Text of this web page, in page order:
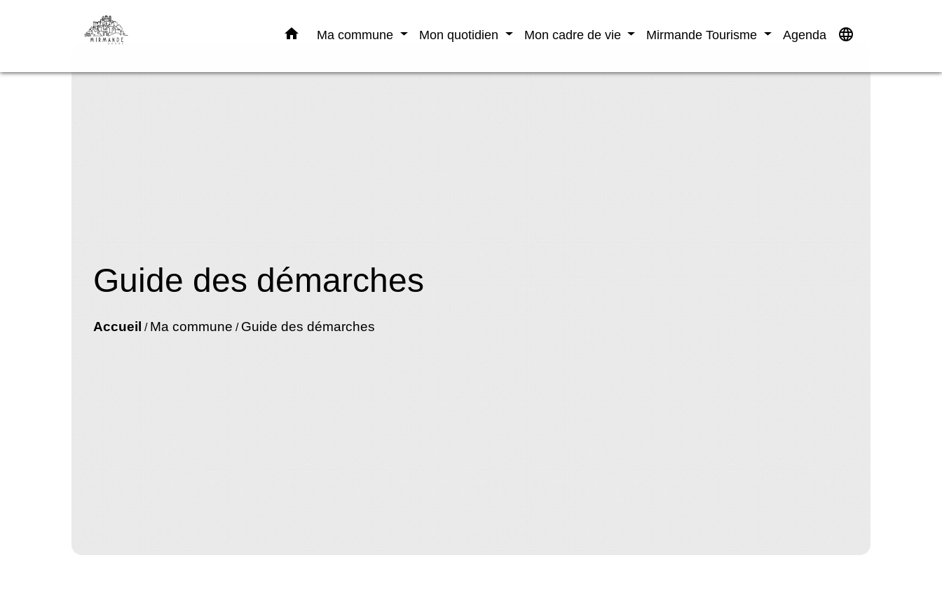
home Ma commune Mon quotidien Mon cadre de vie Mirmande Tourisme Agenda language
Guide des démarches
Accueil / Ma commune / Guide des démarches